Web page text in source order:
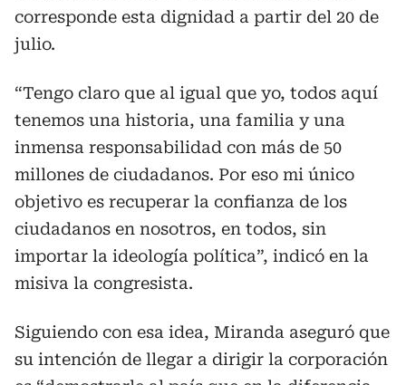
corresponde esta dignidad a partir del 20 de
julio.
“Tengo claro que al igual que yo, todos aquí
tenemos una historia, una familia y una
inmensa responsabilidad con más de 50
millones de ciudadanos. Por eso mi único
objetivo es recuperar la confianza de los
ciudadanos en nosotros, en todos, sin
importar la ideología política”, indicó en la
misiva la congresista.
Siguiendo con esa idea, Miranda aseguró que
su intención de llegar a dirigir la corporación